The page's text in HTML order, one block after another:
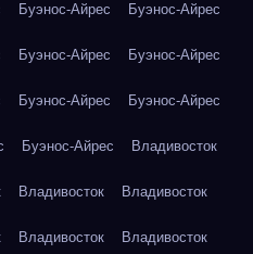
Буэнос-Айрес Буэнос-Айрес
Буэнос-Айрес Буэнос-Айрес
Буэнос-Айрес Буэнос-Айрес
Буэнос-Айрес Владивосток
Владивосток Владивосток
Владивосток Владивосток